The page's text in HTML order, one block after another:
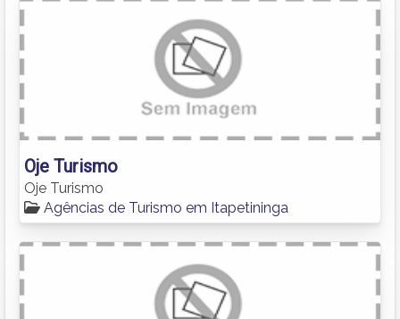
Oje Turismo
Oje Turismo
Agências de Turismo em Itapetininga